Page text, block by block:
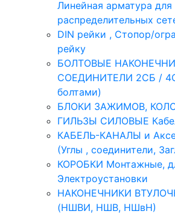
Линейная арматура для
распределительных
DIN рейки , Стопор/
рейку
БОЛТОВЫЕ
СОЕДИНИТЕЛИ 2СБ /
болтами)
БЛОКИ ЗАЖИМОВ,
ГИЛЬЗЫ СИЛОВЫЕ
КАБЕЛЬ-КАНАЛЫ и
(Углы , соединители,
КОРОБКИ Монтажные,
Электроустановки
НАКОНЕЧНИКИ
(НШВИ, НШВ, НШвН)